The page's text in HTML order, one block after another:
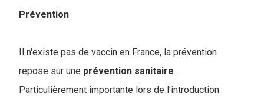
Prévention
Il n'existe pas de vaccin en France, la prévention
repose sur une prévention sanitaire.
Particulièrement importante lors de l'introduction